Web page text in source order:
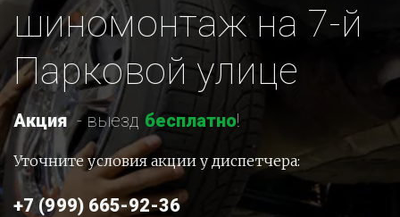
шиномонтаж на 7-й
Парковой улице
Акция - выезд бесплатно!
Уточните условия акции у диспетчера:
+7 (999) 665-92-36